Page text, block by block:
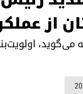
از
می‌گوید،